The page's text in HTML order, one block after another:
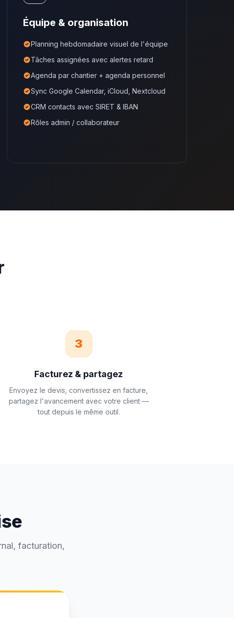
Équipe & organisation
Planning hebdomadaire visuel de l'équipe
Tâches assignées avec alertes retard
Agenda par chantier + agenda personnel
Sync Google Calendar, iCloud, Nextcloud
CRM contacts avec SIRET & IBAN
Rôles admin / collaborateur
3
Facturez & partagez
Envoyez le devis, convertissez en facture,
partagez l'avancement avec votre client —
tout depuis le même outil.
facturation,